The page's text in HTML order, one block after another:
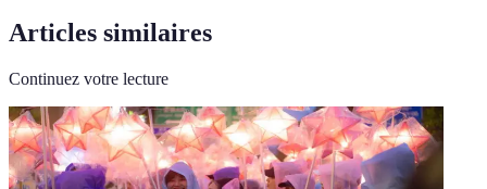
Articles similaires
Continuez votre lecture